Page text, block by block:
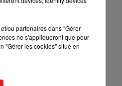
ou partenaires dans "Gérer
ne s'appliqueront que pour
"Gérer les cookies" situé en